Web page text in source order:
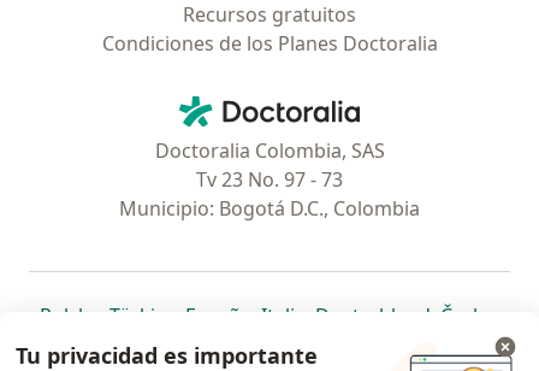
Recursos gratuitos
Condiciones de los Planes Doctoralia
Doctoralia - Página de inicio
Doctoralia Colombia, SAS
Tv 23 No. 97 - 73
Municipio: Bogotá D.C., Colombia
Polska se abre en una nueva pestaña
Türkiye se abre en una nueva pestaña
España se abre en una nueva pestaña
Italia se abre en una nueva
Deutschlandse abre en
Česko
Portugal
se abre en una nueva pestaña
México se abre en una nueva pestaña
Chile se abre en una nueva pestaña
Brasil se abre en una nueva
se abre en
se
Tu privacidad es importante